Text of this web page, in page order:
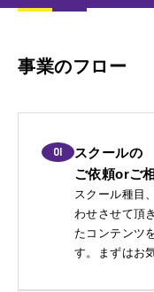
事業のフロー
01
スクールの
ご依頼orご
スクール種目
わせさせて頂
たコンテンツ
す。まずはお